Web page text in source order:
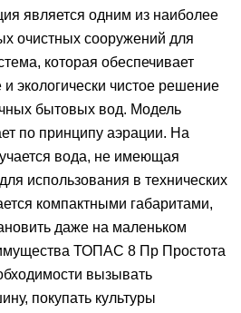
является одним из наиболее
очистных сооружений для
которая обеспечивает
экологически чистое решение
бытовых вод. Модель
по принципу аэрации. На
вода, не имеющая
использования в технических
компактными габаритами,
даже на маленьком
ТОПАС 8 Пр Простота
вызывать
покупать культуры